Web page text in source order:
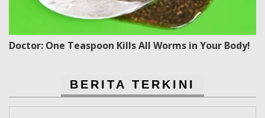
Doctor: One Teaspoon Kills All Worms in Your Body!
BERITA TERKINI